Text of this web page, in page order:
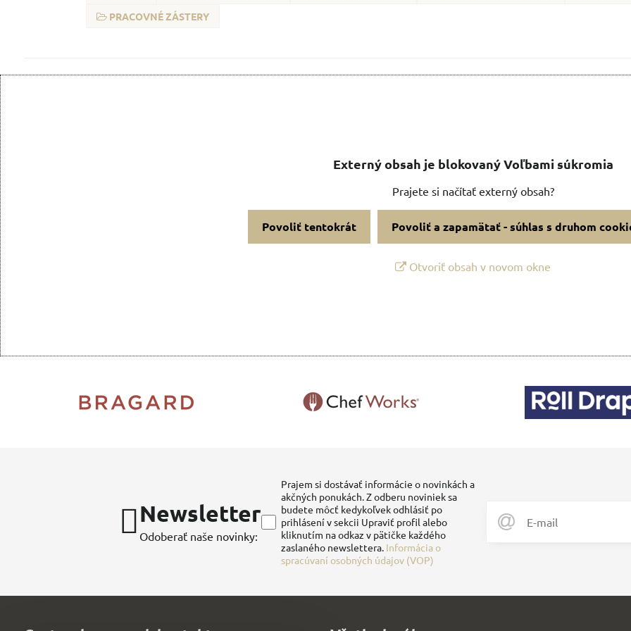
PRACOVNÉ ZÁSTERY
Externý obsah je blokovaný Voľbami súkromia
Prajete si načítať externý obsah?
Povoliť tentokrát Povoliť a zapamätať - súhlas s druhom
Otvoriť obsah v novom okne
Newsletter
Odoberať naše novinky:
Prajem si dostávať informácie o novinkách a
akčných ponukách. Z odberu noviniek sa
budete môcť kedykoľvek odhlásiť po
prihlásení v sekcii Upraviť profil alebo
kliknutím na odkaz v pätičke každého
zaslaného newslettera. Informácia o
spracúvaní osobných údajov (VOP)